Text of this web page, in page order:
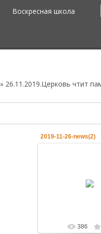
Воскресная школа
» 26.11.2019.Церковь чтит
2019-11-26-news(2)
26.11.2019.Церковь
святителя Иоанна
386